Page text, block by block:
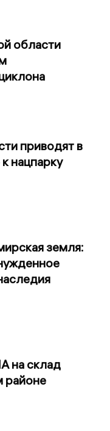
области
приводят в
нацпарку
земля:
на склад
районе